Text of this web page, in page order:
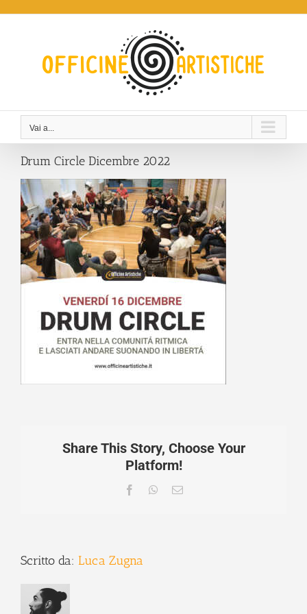
Vai a...
Drum Circle Dicembre 2022
Share This Story, Choose Your
Platform!
FacebookWhatsApp
Email
Scritto da: Luca Zugna